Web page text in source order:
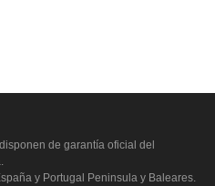
de garantía oficial del
y Portugal Peninsula y Baleares.